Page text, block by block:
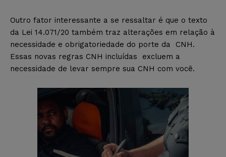
Outro fator interessante a se ressaltar é que o texto
da Lei 14.071/20 também traz alterações em relação à
necessidade e obrigatoriedade do porte da CNH.
Essas novas regras CNH incluídas excluem a
necessidade de levar sempre sua CNH com você.